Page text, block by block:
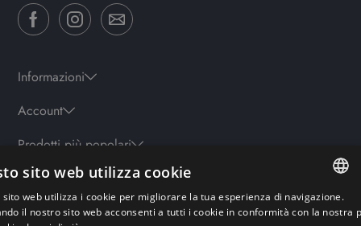
Informazioni
Account
Prodotti più popolari
Orari ITALIAN
sito web utilizza cookie
sito web utilizza i cookie per migliorare la tua esperienza di navigazione.
il nostro sito web acconsenti a tutti i cookie in conformità con la nostra